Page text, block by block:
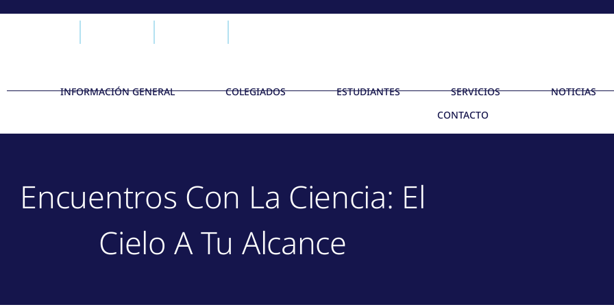
INFORMACIÓN GENERAL COLEGIADOS ESTUDIANTES SERVICIOS NOTICIAS
CONTACTO
Encuentros Con La Ciencia: El
Cielo A Tu Alcance